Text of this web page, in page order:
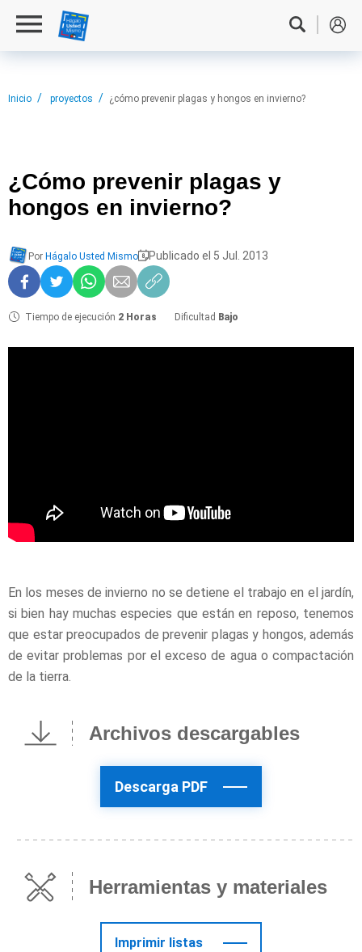
Inicio proyectos ¿cómo prevenir plagas y hongos en invierno?
¿Cómo prevenir plagas y
hongos en invierno?
Por Hágalo Usted Mismo Publicado el 5 Jul. 2013
Tiempo de ejecución 2 Horas Dificultad Bajo
En los meses de invierno no se detiene el trabajo en el jardín,
si bien hay muchas especies que están en reposo, tenemos
que estar preocupados de prevenir plagas y hongos, además
de evitar problemas por el exceso de agua o compactación
de la tierra.
Archivos descargables
Descarga PDF
Herramientas y materiales
Imprimir listas